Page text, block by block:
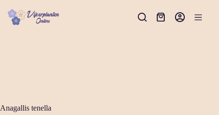
naar
Winkelwagen
Anagallis tenella